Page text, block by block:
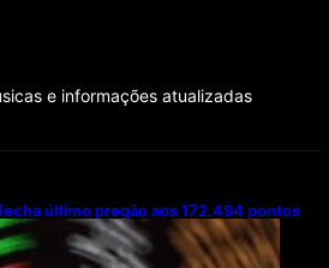
e informações atualizadas
último pregão aos 172.494 pontos